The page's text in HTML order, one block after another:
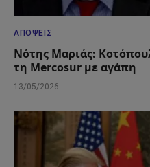
ΑΠΌΨΕΙΣ
Νότης Μαριάς:
τη Mercosur με αγάπη
13/05/2026